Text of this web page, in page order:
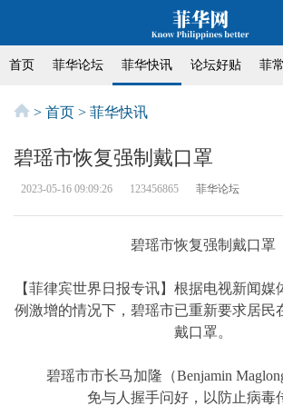
首页 菲华论坛 菲华快讯 论坛好贴 菲
> 首页 > 菲华快讯
碧瑶市恢复强制戴口罩
2023-05-16 09:09:26 123456865 菲华论坛
碧瑶市恢复强制戴口罩
【菲律宾世界日报专讯】根据电视新闻媒
例激增的情况下，碧瑶市已重新要求居民
戴口罩。
碧瑶市市长马加隆（Benjamin
免与人握手问好，以防止病毒